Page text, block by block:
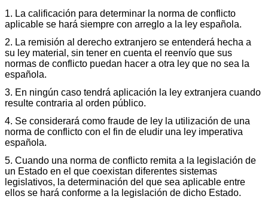
1. La calificación para determinar la norma de conflicto
aplicable se hará siempre con arreglo a la ley española.
2. La remisión al derecho extranjero se entenderá hecha a
su ley material, sin tener en cuenta el reenvío que sus
normas de conflicto puedan hacer a otra ley que no sea la
española.
3. En ningún caso tendrá aplicación la ley extranjera cuando
resulte contraria al orden público.
4. Se considerará como fraude de ley la utilización de una
norma de conflicto con el fin de eludir una ley imperativa
española.
5. Cuando una norma de conflicto remita a la legislación de
un Estado en el que coexistan diferentes sistemas
legislativos, la determinación del que sea aplicable entre
ellos se hará conforme a la legislación de dicho Estado.